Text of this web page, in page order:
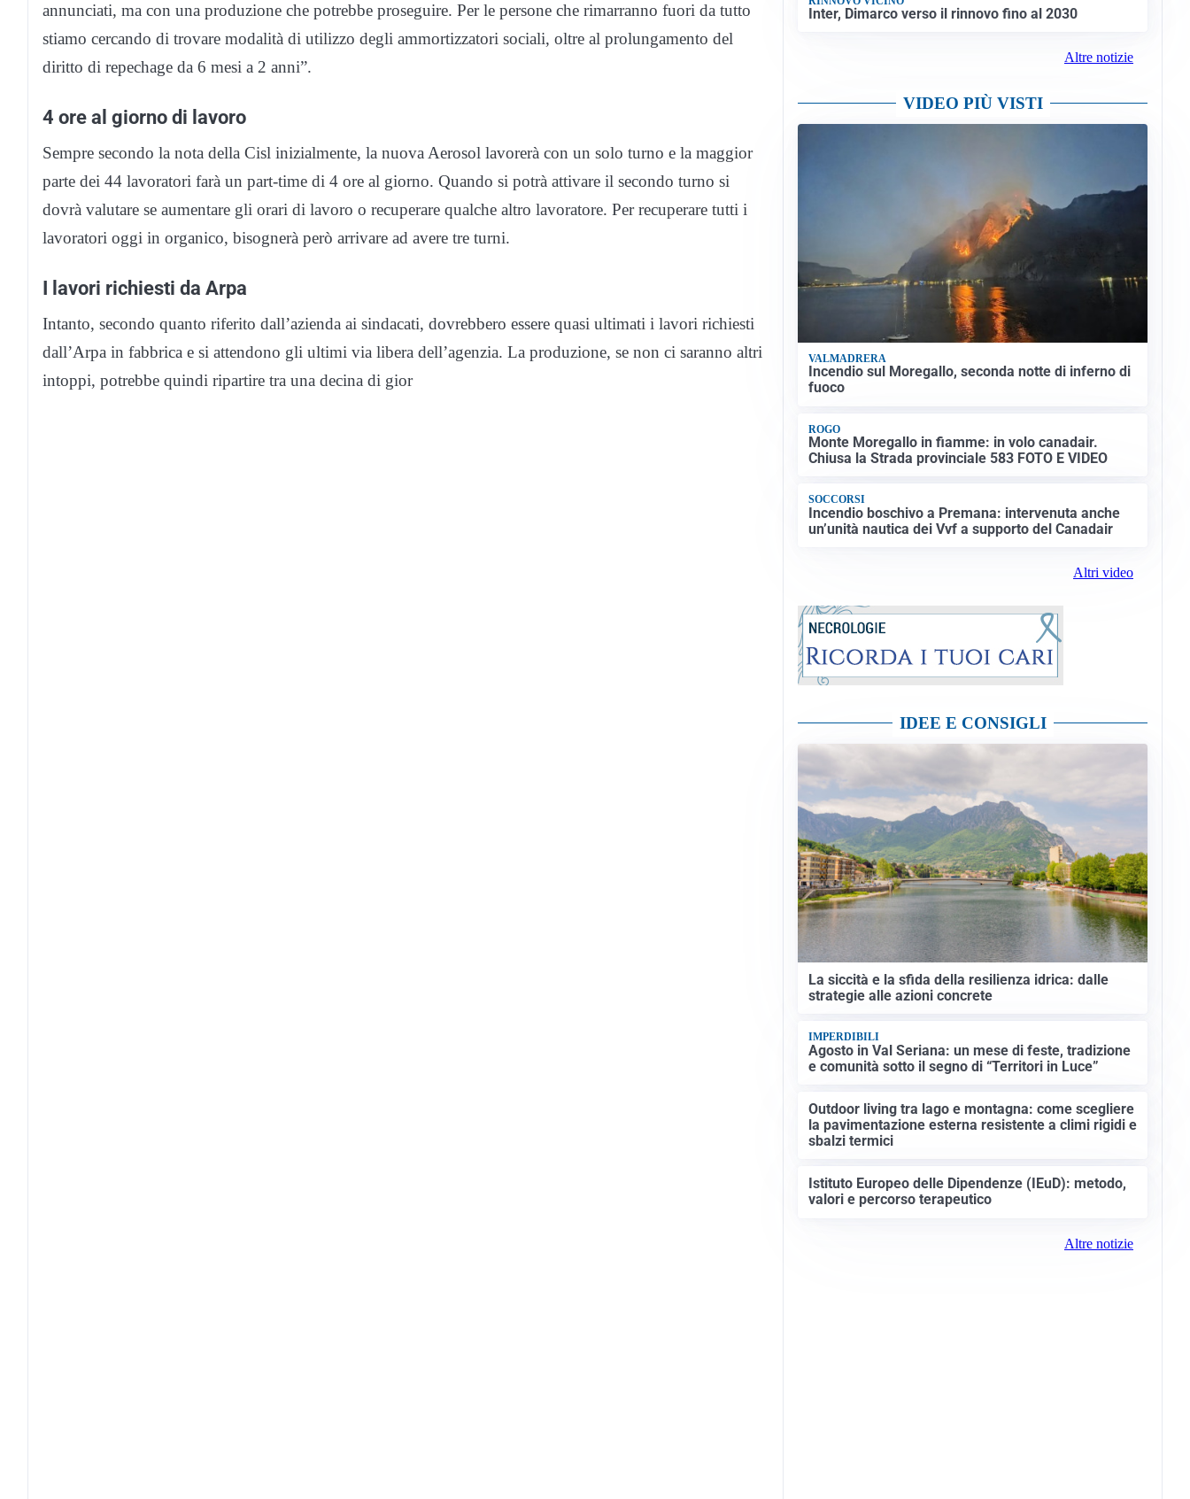
annunciati, ma con una produzione che potrebbe proseguire. Per le persone che rimarranno fuori da tutto
stiamo cercando di trovare modalità di utilizzo degli ammortizzatori sociali, oltre al prolungamento del
diritto di repechage da 6 mesi a 2 anni”.
4 ore al giorno di lavoro
Sempre secondo la nota della Cisl inizialmente, la nuova Aerosol lavorerà con un solo turno e la maggior
parte dei 44 lavoratori farà un part-time di 4 ore al giorno. Quando si potrà attivare il secondo turno si
dovrà valutare se aumentare gli orari di lavoro o recuperare qualche altro lavoratore. Per recuperare tutti i
lavoratori oggi in organico, bisognerà però arrivare ad avere tre turni.
I lavori richiesti da Arpa
Intanto, secondo quanto riferito dall’azienda ai sindacati, dovrebbero essere quasi ultimati i lavori richiesti
dall’Arpa in fabbrica e si attendono gli ultimi via libera dell’agenzia. La produzione, se non ci saranno altri
intoppi, potrebbe quindi ripartire tra una decina di gior
Inter, Dimarco verso il rinnovo fino al 2030
Altre notizie
VIDEO PIÙ VISTI
VALMADRERA
Incendio sul Moregallo, seconda notte di inferno di
fuoco
ROGO
Monte Moregallo in fiamme: in volo canadair.
Chiusa la Strada provinciale 583 FOTO E VIDEO
SOCCORSI
Incendio boschivo a Premana: intervenuta anche
un’unità nautica dei Vvf a supporto del Canadair
Altri video
IDEE E CONSIGLI
La siccità e la sfida della resilienza idrica: dalle
strategie alle azioni concrete
IMPERDIBILI
Agosto in Val Seriana: un mese di feste, tradizione
e comunità sotto il segno di “Territori in Luce”
Outdoor living tra lago e montagna: come scegliere
la pavimentazione esterna resistente a climi rigidi e
sbalzi termici
Istituto Europeo delle Dipendenze (IEuD): metodo,
valori e percorso terapeutico
Altre notizie